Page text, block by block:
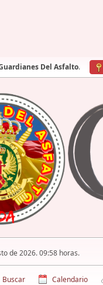
Del Asfalto.
de 2026. 09:58 horas.
Buscar Calendario